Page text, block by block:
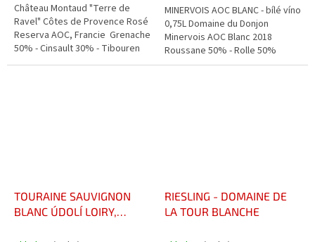
Château Montaud "Terre de
Ravel" Côtes de Provence Rosé
Reserva AOC, Francie Grenache
50% - Cinsault 30% - Tibouren
20% - Syrah 10%
MINERVOIS AOC BLANC - bílé víno
0,75L Domaine du Donjon
Minervois AOC Blanc 2018
Roussane 50% - Rolle 50%
TOURAINE SAUVIGNON
BLANC ÚDOLÍ LOIRY,
RIESLING - DOMAINE DE
LA TOUR BLANCHE